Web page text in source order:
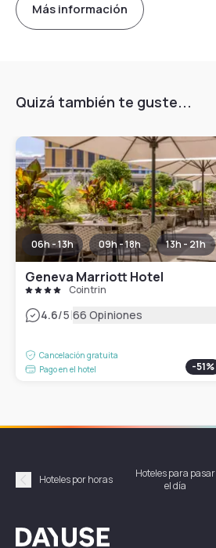
Más información
Quizá también te guste...
06h - 13h 09h - 18h 13h - 21h
Geneva Marriott Hotel
Cointrin
4.6/5|66 Opiniones
Cancelación gratuita
Pago en el hotel
-51%
Précédent
Hoteles por horas
Hoteles para pasar
el día
Dayuse